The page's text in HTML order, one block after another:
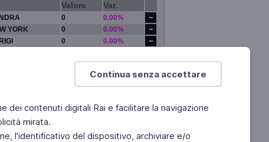
Continua senza accettare
dei contenuti digitali Rai e facilitare la navigazione
mirata.
l'identificativo del dispositivo, archiviare e/o
Valore Var.
0
0.00%
YORK
0
0.00%
0
0.00%